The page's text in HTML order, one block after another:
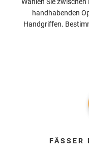
handhabenden
Handgriffen.
FÄSSER